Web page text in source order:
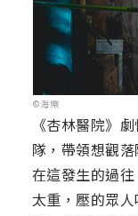
©海樂
《杏林醫院》
隊，帶領想觀
在這發生的過
太重，壓的眾